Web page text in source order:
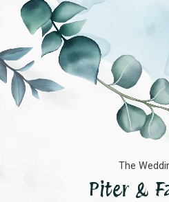
The
Piter &